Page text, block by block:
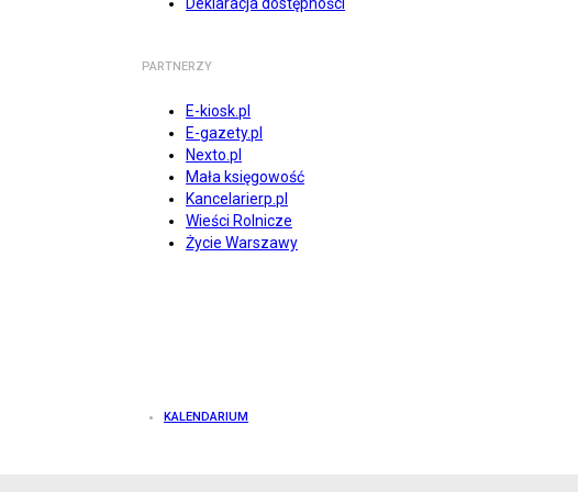
PARTNERZY
E-kiosk.pl
E-gazety.pl
Nexto.pl
Mała księgowość
Kancelarierp.pl
Wieści Rolnicze
Życie Warszawy
KALENDARIUM